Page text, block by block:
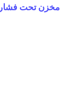
مخزن تحت فشار با